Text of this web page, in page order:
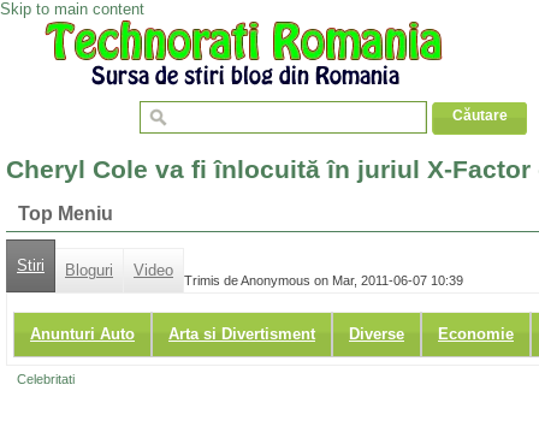
Skip to main content
Cheryl Cole va fi înlocuită în juriul X-
Top Meniu
Stiri Bloguri Video
Anunturi Auto Arta si Divertisment Diverse Economie
Trimis de Anonymous on Mar, 2011-06-07 10:39
Celebritati